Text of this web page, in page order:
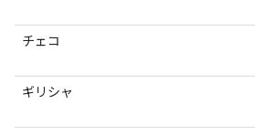
チェコ
ギリシャ